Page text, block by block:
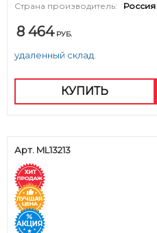
Страна производитель:
Россия
8 464 РУБ.
удаленный склад.
КУПИТЬ
Арт. ML13213